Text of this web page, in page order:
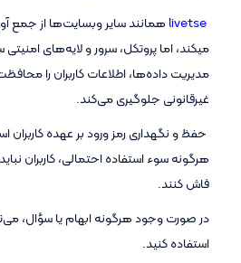
livetse
میکند، اما پروتکل، سرور و لایه‌های
مدیریت داده‌ها، اطلاعات کاربران را
غیرقانونی جلوگیری می‌کند.
حفظ و نگهداری رمز ورود بر عهده کاربران
هرگونه سوء استفاده احتمالی، کاربران
فاش کنند.
در صورت وجود هرگونه ابهام یا سؤال،
استفاده کنید.